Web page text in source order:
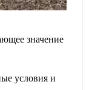
значение
условия и